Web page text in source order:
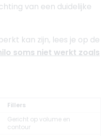
van een duidelijke
kan zijn, lees je op de
soms niet werkt zoals
Fillers
Gericht op volume en
contour